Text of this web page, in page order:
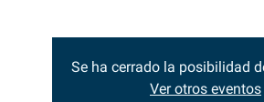
Se ha cerrado la posibilidad
Ver otros eventos